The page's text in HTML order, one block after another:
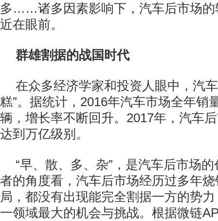
多……诸多因素影响下，汽车后市场的
近在眼前。
群雄割据的战国时代
在众多经济学家和投资人眼中，汽
糕”。据统计，2016年汽车市场全年销
辆，增长率不断回升。2017年，汽车
达到万亿级别。
“早、散、多、杂”，是汽车后市场
者的角度看，汽车后市场经历过多年
局，都没有出现能完全割据一方的势
一领域最大的机会与挑战。根据微链